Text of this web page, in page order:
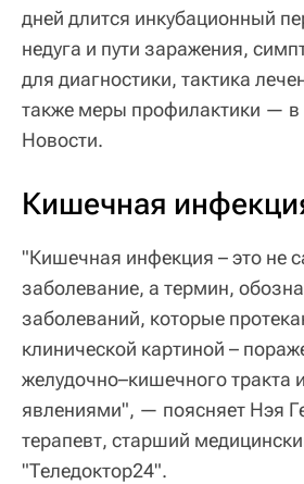
дней длится инкубационный
недуга и пути заражения,
для диагностики, тактика
также меры профилактики —
Новости.
Кишечная
"Кишечная инфекция – это не
заболевание, а термин,
заболеваний, которые
клинической картиной –
желудочно–кишечного тракта
явлениями", — поясняет Нэя
терапевт, старший
"Теледоктор24".